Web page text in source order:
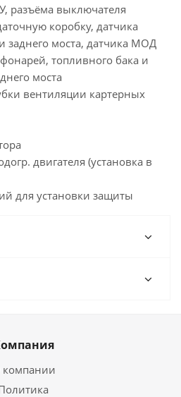
разъёма выключателя
коробку, датчика
заднего моста, датчика МОД
топливного бака и
моста
вентиляции картерных
двигателя (установка в
для установки защиты